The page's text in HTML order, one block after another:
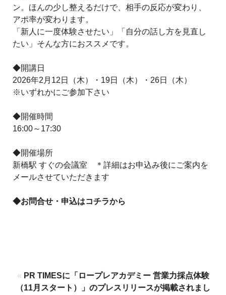
ン。ほんの少し整えるだけで、相手の反応が変わり、
アポ率が変わります。
「新人に一度体験させたい」「自分の話し方を見直し
たい」そんな方におススメです。
◆開講日
2026年2月12日（木）・19日（木）・26日（木）
※いずれかにご参加下さい
◆開催時間
16:00～17:30
◆開催場所
新橋駅 すぐの会議室 ＊詳細はお申込み後にご案内を
メールさせていただきます
◆お問合せ・申込はコチラから
« PR TIMESに「ロープレアカデミー 営業力採点体験
（11月スタート）」のプレスリリースが掲載されまし